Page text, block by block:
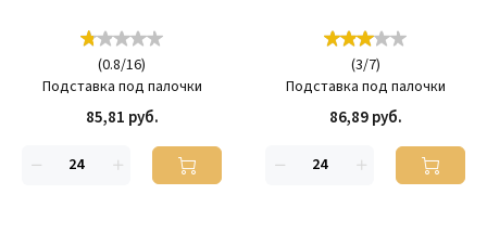
(0.8/16)
Подставка под палочки
85,81 руб.
(3/7)
Подставка под палочки
86,89 руб.